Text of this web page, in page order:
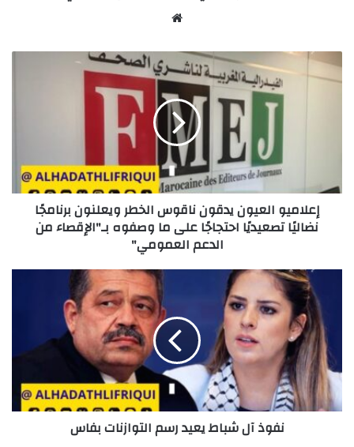
إعلاميو
العيون
تصعيديًا
احتجاجًا
بـ"الإقصاء
الدعم
العمومي"
إعلاميو العيون يدقون ناقوس الخطر ويعلنون برنامجًا
نضاليًا تصعيديًا احتجاجًا على ما وصفوه بـ"الإقصاء من
الدعم العمومي"
شباط
يعيد
رسم
التوازنات
بفاس
نفوذ آل شباط يعيد رسم التوازنات بفاس